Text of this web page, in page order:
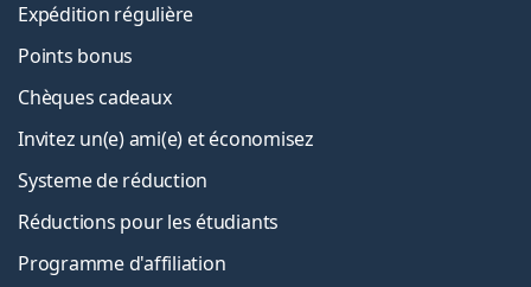
Expédition régulière
Points bonus
Chèques cadeaux
Invitez un(e) ami(e) et économisez
Systeme de réduction
Réductions pour les étudiants
Programme d'affiliation